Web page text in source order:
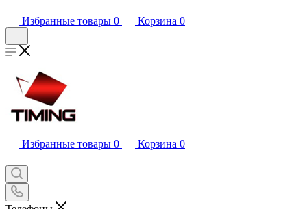
Избранные товары 0 Корзина 0
Избранные товары 0 Корзина 0